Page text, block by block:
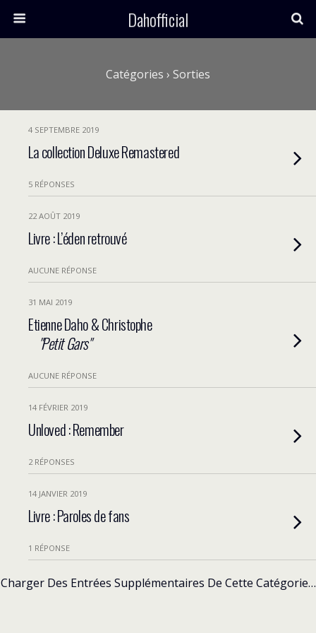
Dahofficial
Catégories › Sorties
4 SEPTEMBRE 2019
La collection Deluxe Remastered
5 RÉPONSES
22 AOÛT 2019
Livre : L’éden retrouvé
AUCUNE RÉPONSE
31 MAI 2019
Etienne Daho & Christophe
Petit Gars
AUCUNE RÉPONSE
14 FÉVRIER 2019
Unloved : Remember
2 RÉPONSES
14 JANVIER 2019
Livre : Paroles de fans
1 RÉPONSE
Charger Des Entrées Supplémentaires De Cette Catégorie…